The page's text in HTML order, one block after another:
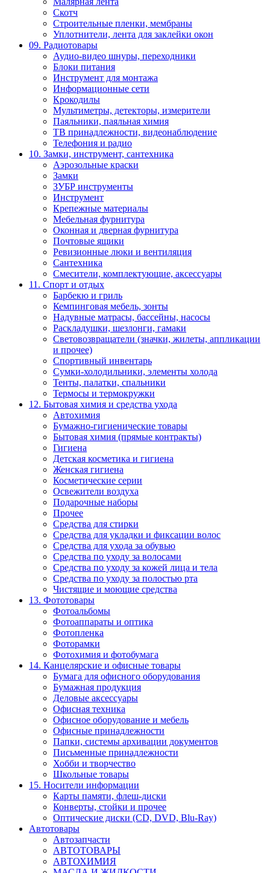
Скотч
Строительные пленки, мембраны
Уплотнители, лента для заклейки окон
09. Радиотовары
Аудио-видео шнуры, переходники
Блоки питания
Инструмент для монтажа
Информационные сети
Крокодилы
Мультиметры, детекторы, измерители
Паяльники, паяльная химия
ТВ принадлежности, видеонаблюдение
Телефония и радио
10. Замки, инструмент, сантехника
Аэрозольные краски
Замки
ЗУБР инструменты
Инструмент
Крепежные материалы
Мебельная фурнитура
Оконная и дверная фурнитура
Почтовые ящики
Ревизионные люки и вентиляция
Сантехника
Смесители, комплектующие, аксессуары
11. Спорт и отдых
Барбекю и гриль
Кемпинговая мебель, зонты
Надувные матрасы, бассейны, насосы
Раскладушки, шезлонги, гамаки
Световозвращатели (значки, жилеты, аппликации
и прочее)
Спортивный инвентарь
Сумки-холодильники, элементы холода
Тенты, палатки, спальники
Термосы и термокружки
12. Бытовая химия и средства ухода
Автохимия
Бумажно-гигиенические товары
Бытовая химия (прямые контракты)
Гигиена
Детская косметика и гигиена
Женская гигиена
Косметические серии
Освежители воздуха
Подарочные наборы
Прочее
Средства для стирки
Средства для укладки и фиксации волос
Средства для ухода за обувью
Средства по уходу за волосами
Средства по уходу за кожей лица и тела
Средства по уходу за полостью рта
Чистящие и моющие средства
13. Фототовары
Фотоальбомы
Фотоаппараты и оптика
Фотопленка
Фоторамки
Фотохимия и фотобумага
14. Канцелярские и офисные товары
Бумага для офисного оборудования
Бумажная продукция
Деловые аксессуары
Офисная техника
Офисное оборудование и мебель
Офисные принадлежности
Папки, системы архивации документов
Письменные принадлежности
Хобби и творчество
Школьные товары
15. Носители информации
Карты памяти, флеш-диски
Конверты, стойки и прочее
Оптические диски (CD, DVD, Blu-Ray)
Автотовары
Автозапчасти
АВТОТОВАРЫ
АВТОХИМИЯ